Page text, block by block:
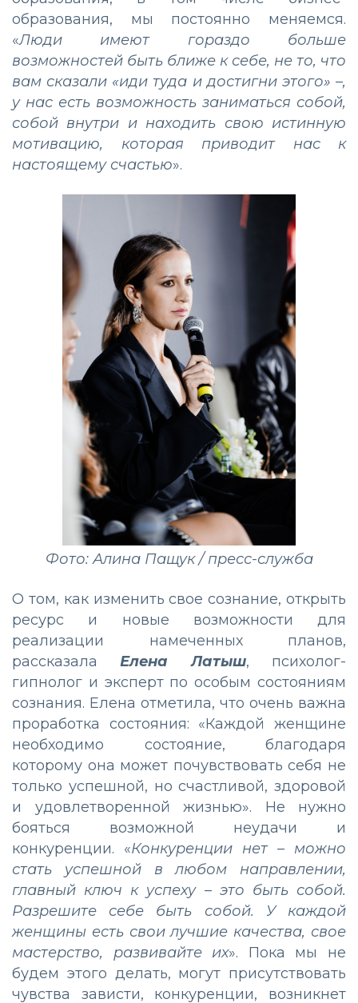
образования, мы постоянно меняемся.
«Люди имеют гораздо больше
возможностей быть ближе к себе, не то, что
вам сказали «иди туда и достигни этого» –,
у нас есть возможность заниматься собой,
собой внутри и находить свою истинную
мотивацию, которая приводит нас к
настоящему счастью».
Фото: Алина Пащук / пресс-служба
О том, как изменить свое сознание, открыть
ресурс и новые возможности для
реализации намеченных планов,
рассказалаЕлена Латыш, психолог-
гипнолог и эксперт по особым состояниям
сознания. Елена отметила, что очень важна
проработка состояния: «Каждой женщине
необходимо состояние, благодаря
которому она может почувствовать себя не
только успешной, но счастливой, здоровой
и удовлетворенной жизнью». Не нужно
бояться возможной неудачи и
конкуренции. «Конкуренции нет – можно
стать успешной в любом направлении,
главный ключ к успеху – это быть собой.
Разрешите себе быть собой. У каждой
женщины есть свои лучшие качества, свое
мастерство, развивайте их». Пока мы не
будем этого делать, могут присутствовать
чувства зависти, конкуренции, возникнет